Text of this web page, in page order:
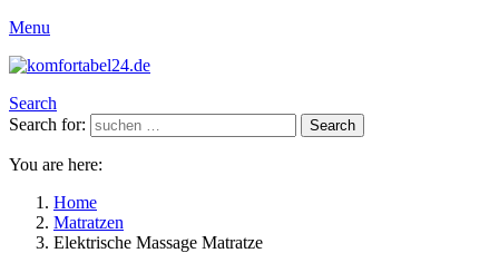
Menu
Search
Search for:
Search
You are here:
Home
Matratzen
Elektrische Massage Matratze